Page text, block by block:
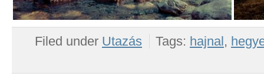
Filed under Utazás Tags: hajnal,